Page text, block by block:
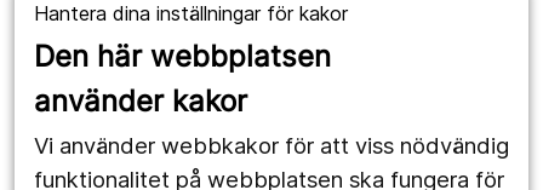
Hantera dina inställningar för kakor
Den här webbplatsen
använder kakor
Vi använder webbkakor för att viss nödvändig
funktionalitet på webbplatsen ska fungera för
1177.se
Länstrafiken
Utveckling